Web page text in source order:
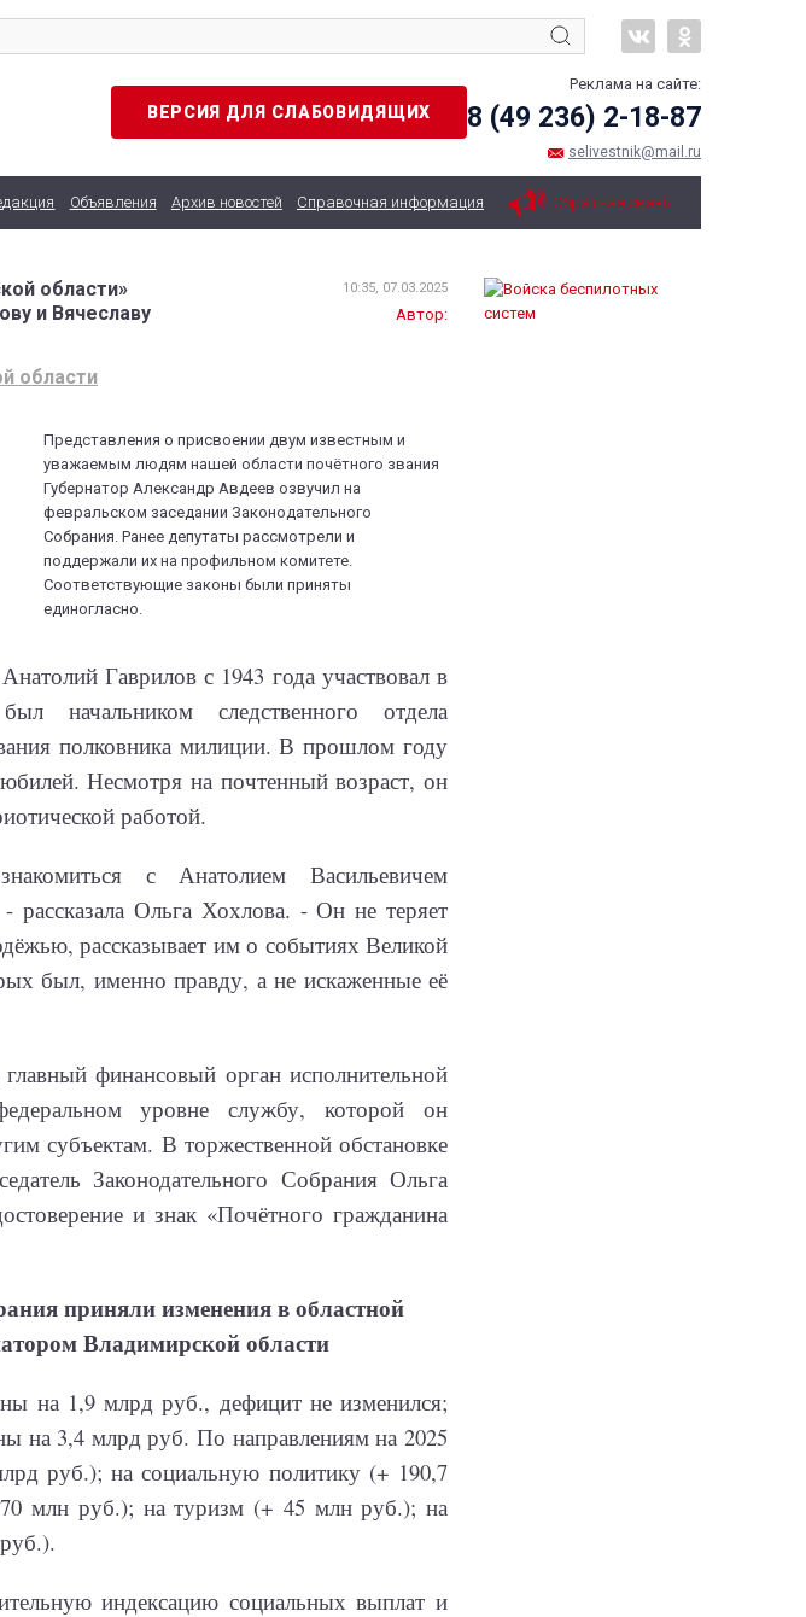
ВЕРСИЯ ДЛЯ СЛАБОВИДЯЩИХ
Реклама на сайте:
8 (49 236) 2-18-87
selivestnik@mail.ru
Объявления Архив новостей Справочная информация Обратная связь
области»
и Вячеславу
области
10:35, 07.03.2025
Автор:
Представления о присвоении двум известным и
уважаемым людям нашей области почётного звания
Губернатор Александр Авдеев озвучил на
февральском заседании Законодательного
Собрания. Ранее депутаты рассмотрели и
поддержали их на профильном комитете.
Соответствующие законы были приняты
единогласно.
Гаврилов с 1943 года участвовал в
начальником следственного отдела
полковника милиции. В прошлом году
Несмотря на почтенный возраст, он
работой.
с Анатолием Васильевичем
Ольга Хохлова. - Он не теряет
рассказывает им о событиях Великой
был, именно правду, а не искаженные её
финансовый орган исполнительной
уровне службу, которой он
субъектам. В торжественной обстановке
Законодательного Собрания Ольга
и знак «Почётного гражданина
приняли изменения в областной
Владимирской области
на 1,9 млрд руб., дефицит не изменился;
на 3,4 млрд руб. По направлениям на 2025
руб.); на социальную политику (+ 190,7
млн руб.); на туризм (+ 45 млн руб.); на
индексацию социальных выплат и